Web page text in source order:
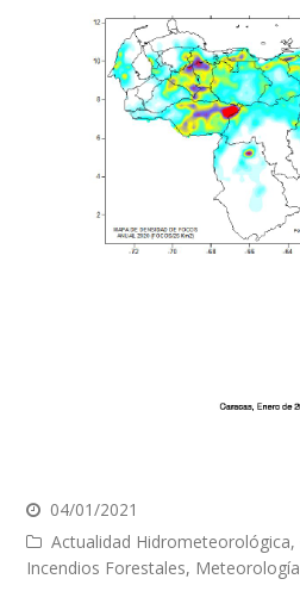
04/01/2021
Actualidad Hidrometeorológica,
Incendios Forestales, Meteorología